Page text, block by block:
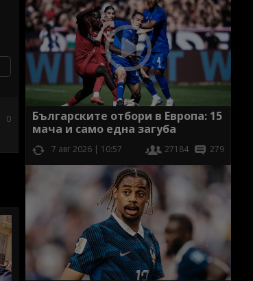
0
Българските отбори в Европа: 15
мача и само една загуба
7 авг 2026 | 10:57 27184 279